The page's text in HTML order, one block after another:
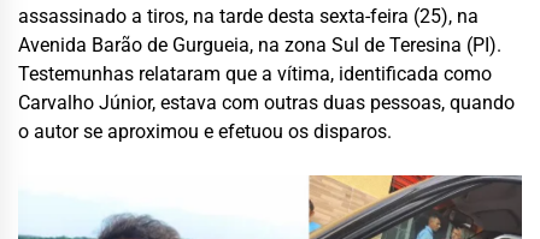
assassinado a tiros, na tarde desta sexta-feira (25), na
Avenida Barão de Gurgueia, na zona Sul de Teresina (PI).
Testemunhas relataram que a vítima, identificada como
Carvalho Júnior, estava com outras duas pessoas, quando
o autor se aproximou e efetuou os disparos.